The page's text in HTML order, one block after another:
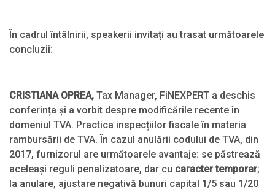
În cadrul întâlnirii, speakerii invitați au trasat următoarele
concluzii:
CRISTIANA OPREA, Tax Manager, FiNEXPERT a deschis
conferința și a vorbit despre modificările recente în
domeniul TVA. Practica inspecțiilor fiscale în materia
rambursării de TVA. În cazul anulării codului de TVA, din
2017, furnizorul are următoarele avantaje: se păstrează
aceleași reguli penalizatoare, dar cu caracter temporar;
la anulare, ajustare negativă bunuri capital 1/5 sau 1/20